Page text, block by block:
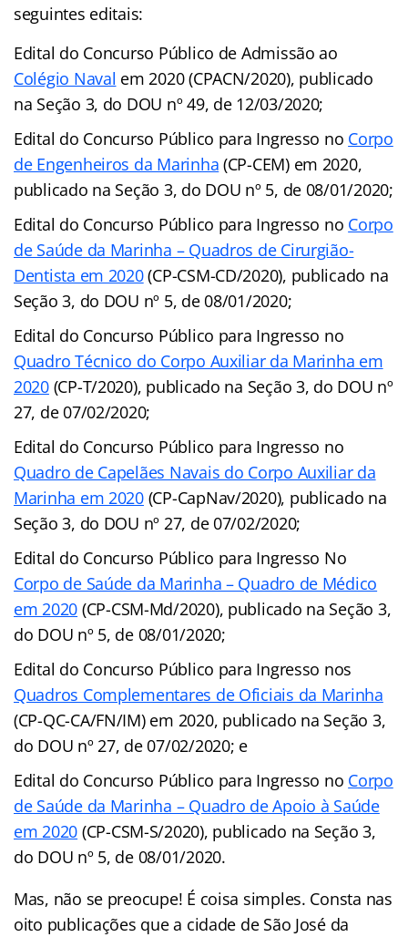
seguintes editais:
Edital do Concurso Público de Admissão ao
Colégio Naval em 2020 (CPACN/2020), publicado
na Seção 3, do DOU nº 49, de 12/03/2020;
Edital do Concurso Público para Ingresso no Corpo
de Engenheiros da Marinha (CP-CEM) em 2020,
publicado na Seção 3, do DOU nº 5, de 08/01/2020;
Edital do Concurso Público para Ingresso no Corpo
de Saúde da Marinha – Quadros de Cirurgião-
Dentista em 2020(CP-CSM-CD/2020), publicado na
Seção 3, do DOU nº 5, de 08/01/2020;
Edital do Concurso Público para Ingresso no
Quadro Técnico do Corpo Auxiliar da Marinha em
2020(CP-T/2020), publicado na Seção 3, do DOU nº
27, de 07/02/2020;
Edital do Concurso Público para Ingresso no
Quadro de Capelães Navais do Corpo Auxiliar da
Marinha em 2020(CP-CapNav/2020), publicado na
Seção 3, do DOU nº 27, de 07/02/2020;
Edital do Concurso Público para Ingresso No
Corpo de Saúde da Marinha – Quadro de Médico
em 2020 (CP-CSM-Md/2020), publicado na Seção 3,
do DOU nº 5, de 08/01/2020;
Edital do Concurso Público para Ingresso nos
Quadros Complementares de Oficiais da Marinha
(CP-QC-CA/FN/IM) em 2020, publicado na Seção 3,
do DOU nº 27, de 07/02/2020; e
Edital do Concurso Público para Ingresso no Corpo
de Saúde da Marinha – Quadro de Apoio à Saúde
em 2020 (CP-CSM-S/2020), publicado na Seção 3,
do DOU nº 5, de 08/01/2020.
Mas, não se preocupe! É coisa simples. Consta nas
oito publicações que a cidade de São José da